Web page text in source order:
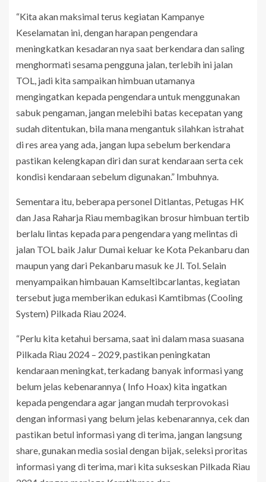
“Kita akan maksimal terus kegiatan Kampanye
Keselamatan ini, dengan harapan pengendara
meningkatkan kesadaran nya saat berkendara dan saling
menghormati sesama pengguna jalan, terlebih ini jalan
TOL, jadi kita sampaikan himbuan utamanya
mengingatkan kepada pengendara untuk menggunakan
sabuk pengaman, jangan melebihi batas kecepatan yang
sudah ditentukan, bila mana mengantuk silahkan istrahat
di res area yang ada, jangan lupa sebelum berkendara
pastikan kelengkapan diri dan surat kendaraan serta cek
kondisi kendaraan sebelum digunakan.” Imbuhnya.
Sementara itu, beberapa personel Ditlantas, Petugas HK
dan Jasa Raharja Riau membagikan brosur himbuan tertib
berlalu lintas kepada para pengendara yang melintas di
jalan TOL baik Jalur Dumai keluar ke Kota Pekanbaru dan
maupun yang dari Pekanbaru masuk ke Jl. Tol. Selain
menyampaikan himbauan Kamseltibcarlantas, kegiatan
tersebut juga memberikan edukasi Kamtibmas (Cooling
System) Pilkada Riau 2024.
“Perlu kita ketahui bersama, saat ini dalam masa suasana
Pilkada Riau 2024 – 2029, pastikan peningkatan
kendaraan meningkat, terkadang banyak informasi yang
belum jelas kebenarannya ( Info Hoax) kita ingatkan
kepada pengendara agar jangan mudah terprovokasi
dengan informasi yang belum jelas kebenarannya, cek dan
pastikan betul informasi yang di terima, jangan langsung
share, gunakan media sosial dengan bijak, seleksi proritas
informasi yang di terima, mari kita sukseskan Pilkada Riau